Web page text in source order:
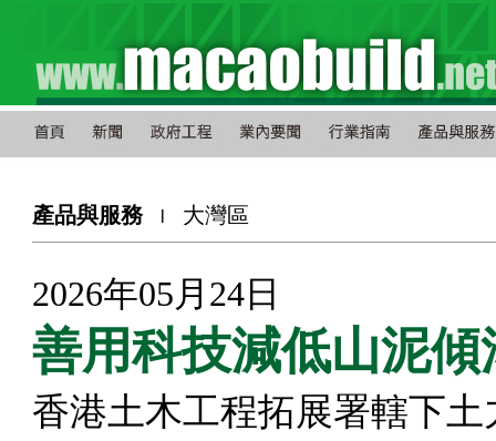
產品與服務 大灣區
2026年05月24日
善用科技減低山泥傾
香港土木工程拓展署轄下